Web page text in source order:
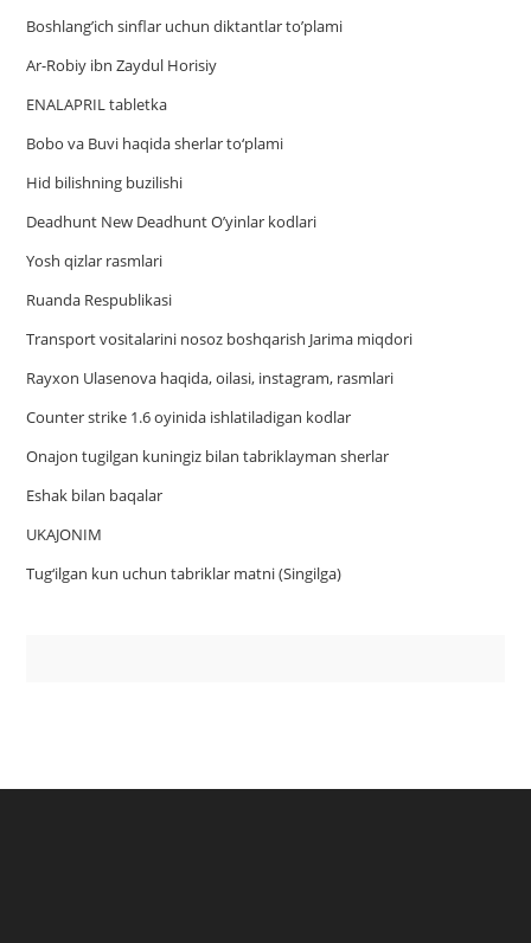
Boshlang’ich sinflar uchun diktantlar to’plami
Ar-Robiy ibn Zaydul Horisiy
ENALAPRIL tabletka
Bobo va Buvi haqida sherlar to‘plami
Hid bilishning buzilishi
Deadhunt New Deadhunt O’yinlar kodlari
Yosh qizlar rasmlari
Ruanda Respublikasi
Trаnsport vositаlаrini nosoz boshqаrish Jаrimа miqdori
Rayxon Ulasenova haqida, oilasi, instagram, rasmlari
Counter strike 1.6 oyinida ishlatiladigan kodlar
Onajon tugilgan kuningiz bilan tabriklayman sherlar
Eshak bilan baqalar
UKAJONIM
Tug‘ilgan kun uchun tabriklar matni (Singilga)